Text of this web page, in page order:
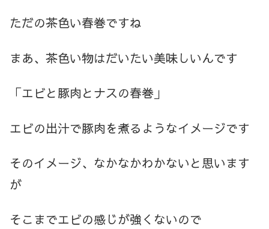
ただの茶色い春巻ですね
まあ、茶色い物はだいたい美味しいんです
「エビと豚肉とナスの春巻」
エビの出汁で豚肉を煮るようなイメージです
そのイメージ、なかなかわかないと思います
が
そこまでエビの感じが強くないので